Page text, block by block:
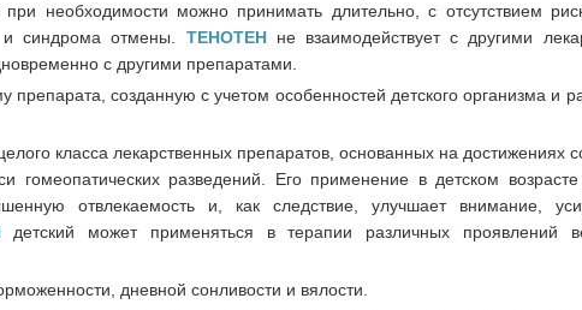
при необходимости можно принимать длительно, с отсутствием
и синдрома отмены. ТЕНОТЕНне взаимодействует с другими
с другими препаратами.
препарата, созданную с учетом особенностей детского организма и
класса лекарственных препаратов, основанных на достижениях
гомеопатических разведений. Его применение в детском
отвлекаемость и, как следствие, улучшает внимание,
детский может применяться в терапии различных проявлений
дневной сонливости и вялости.